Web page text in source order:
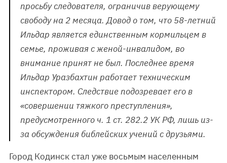
просьбу следователя, ограничив верующему
свободу на 2 месяца. Довод о том, что 58-летний
Ильдар является единственным кормильцем в
семье, проживая с женой-инвалидом, во
внимание принят не был. Последнее время
Ильдар Уразбахтин работает техническим
инспектором. Следствие подозревает его в
«совершении тяжкого преступления»,
предусмотренного ч. 1 ст. 282.2 УК РФ, лишь из-
за обсуждения библейских учений с друзьями.
Город Кодинск стал уже восьмым населенным